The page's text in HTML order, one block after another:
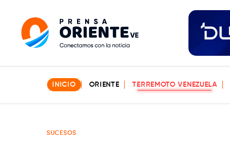
INICIO ORIENTE TERREMOTO VENEZUELA
SUCESOS